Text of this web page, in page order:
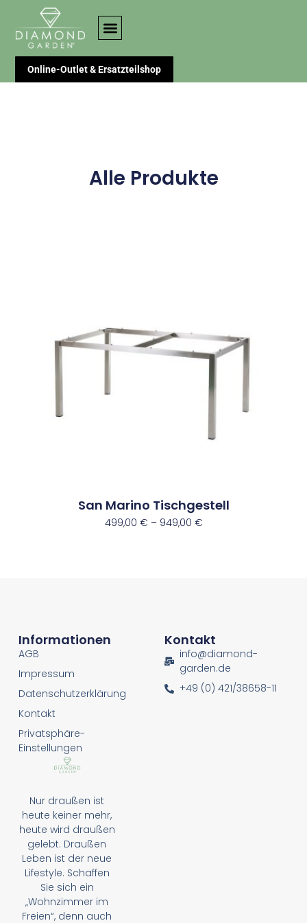
Online-Outlet & Ersatzteilshop
Alle Produkte
San Marino Tischgestell
499,00 € – 949,00 €
Nur draußen ist
heute keiner mehr,
heute wird draußen
gelebt. Draußen
Leben ist der neue
Lifestyle. Schaffen
Sie sich ein
„Wohnzimmer im
Freien“, denn auch
Informationen
AGB
Impressum
Datenschutzerklärung
Kontakt
Privatsphäre-
Einstellungen
Kontakt
info@diamond-
garden.de
+49 (0) 421/38658-11